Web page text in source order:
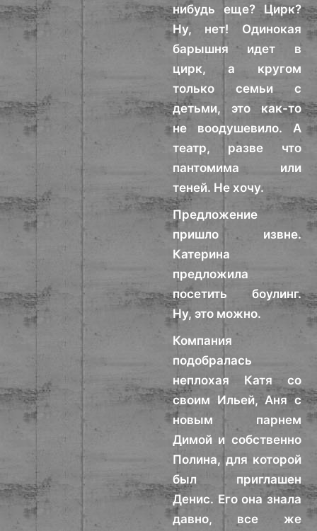
нибудь еще? Цирк?
Ну, нет! Одинокая
барышня идет в
цирк, а кругом
только семьи с
детьми, это как-то
не воодушевило. А
театр, разве что
пантомима или
теней. Не хочу.
Предложение
пришло извне.
Катерина
предложила
посетить боулинг.
Ну, это можно.
Компания
подобралась
неплохая Катя со
своим Ильей, Аня с
новым парнем
Димой и собственно
Полина, для которой
был приглашен
Денис. Его она знала
давно, все же